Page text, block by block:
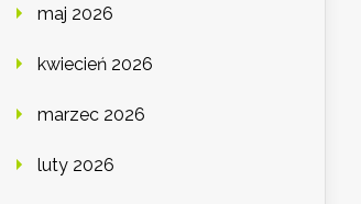
maj 2026
kwiecień 2026
marzec 2026
luty 2026